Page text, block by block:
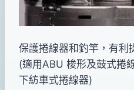
保護捲線器和釣竿，有利
(適用ABU 梭形及鼓式捲
下紡車式捲線器)